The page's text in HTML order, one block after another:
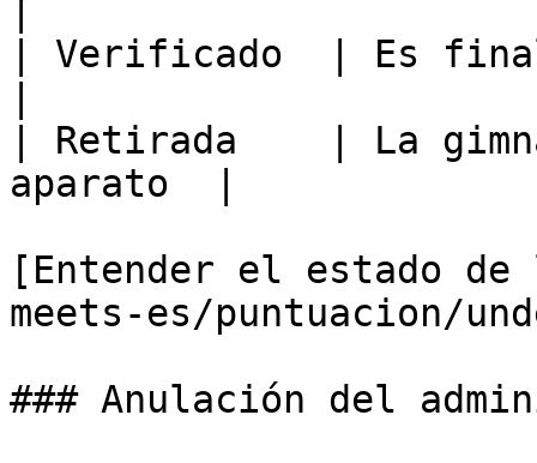
| Verificado  | Es
| Retirada    | La
aparato  |
[Entender el estado
meets-es/puntuacion/
### Anulación del